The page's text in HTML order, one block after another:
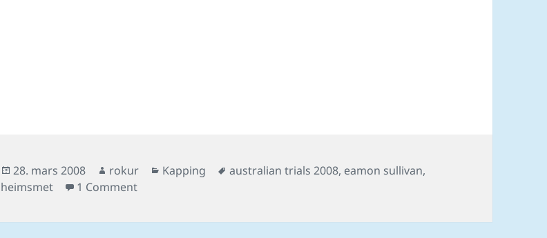
Posted
on
28. mars 2008 Author
rokur Categories
Kapping Tags
australian trials 2008, eamon sullivan,
heimsmet
1 Commenton Enn eitt heimsmet í 50 frí til Eamon Sullivan